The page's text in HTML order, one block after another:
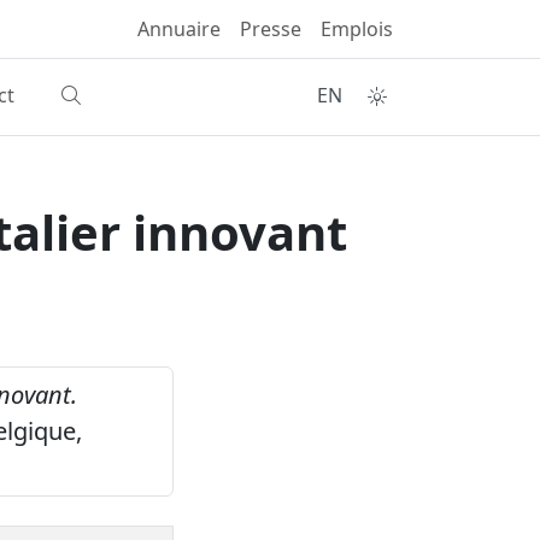
Annuaire Presse Emplois
EN
innovant